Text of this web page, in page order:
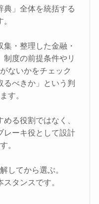
典」全体を統括する
・整理した金融・
度の前提条件やリ
ないかをチェック
るべきか」という判
す。
る役割ではなく、
レーキ役として設計
。
してから選ぶ。
タンスです。